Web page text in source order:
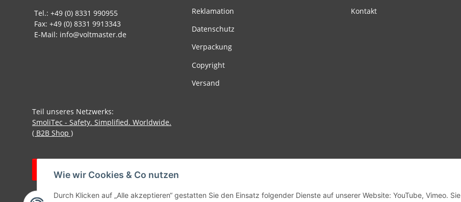
Wie wir Cookies & Co nutzen
Durch Klicken auf „Alle akzeptieren“ gestatten Sie den Einsatz folgender Dienste auf unserer Website: YouTube, Vimeo. Sie
Tel.: +49 (0) 8331 990955
Fax: +49 (0) 8331 9913343
E-Mail: info@voltmaster.de
Reklamation
Datenschutz
Verpackung
Copyright
Versand
Kontakt
Teil unseres Netzwerks:
SmoliTec - Safety. Simplified. Worldwide.
( B2B Shop )
Vertrag widerrufen